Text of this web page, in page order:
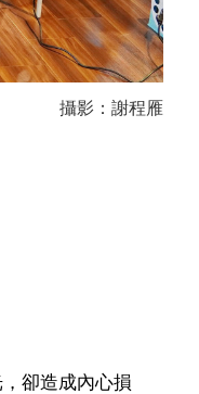
攝影：謝程雁
卻造成內心損